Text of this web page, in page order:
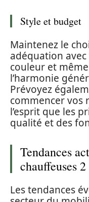
Style et budget
Maintenez le
adéquation
couleur et
l’harmonie
Prévoyez
commencer vos
l’esprit que les
qualité et des
Tendances
chauffeuses
Les tendances